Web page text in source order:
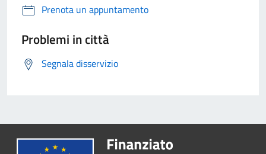
Prenota un appuntamento
Problemi in città
Segnala disservizio